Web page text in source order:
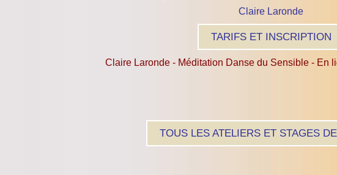
Claire Laronde
TARIFS ET INSCRIPTION
Claire Laronde - Méditation Danse du Sensible - En
TOUS LES ATELIERS ET STAGES